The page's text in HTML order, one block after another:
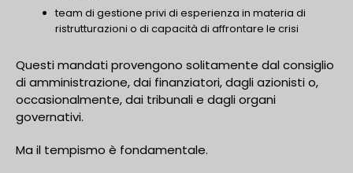
team di gestione privi di esperienza in materia di
ristrutturazioni o di capacità di affrontare le crisi
Questi mandati provengono solitamente dal consiglio
di amministrazione, dai finanziatori, dagli azionisti o,
occasionalmente, dai tribunali e dagli organi
governativi.
Ma il tempismo è fondamentale.